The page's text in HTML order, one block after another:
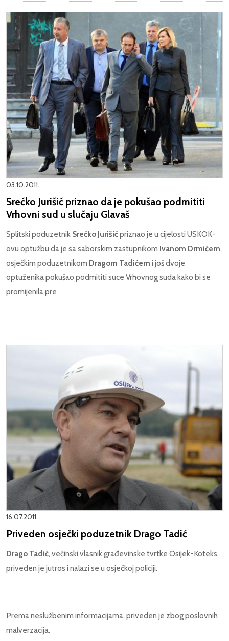
03.10.2011.
Srećko Jurišić priznao da je pokušao podmititi
Vrhovni sud u slučaju Glavaš
Splitski poduzetnik Srećko Jurišićpriznao je u cijelosti USKOK-
ovu optužbu da je sa saborskim zastupnikom Ivanom Drmićem,
osječkim poduzetnikom Dragom Tadićem i još dvoje
optuženika pokušao podmititi suce Vrhovnog suda kako bi se
promijenila pre
16.07.2011.
Priveden osječki poduzetnik Drago Tadić
Drago Tadić, većinski vlasnik građevinske tvrtke Osijek-Koteks,
priveden je jutros i nalazi se u osječkoj policiji.
Prema neslužbenim informacijama, priveden je zbog poslovnih
malverzacija.